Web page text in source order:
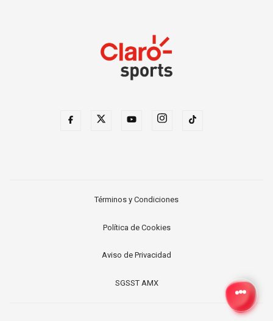
Términos y Condiciones
Política de Cookies
Aviso de Privacidad
SGSST AMX